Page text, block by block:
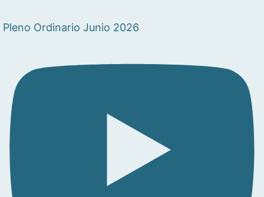
Pleno Ordinario Junio 2026